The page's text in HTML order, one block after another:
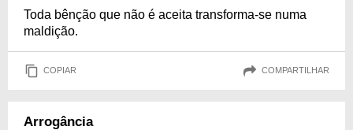
Toda bênção que não é aceita transforma-se numa
maldição.
COPIAR COMPARTILHAR
Arrogância